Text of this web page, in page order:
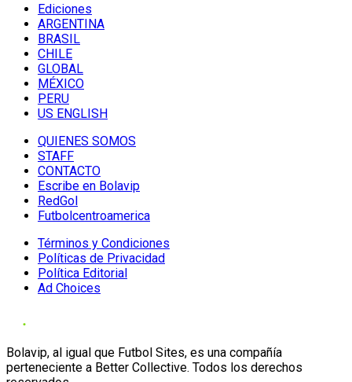
Ediciones
ARGENTINA
BRASIL
CHILE
GLOBAL
MÉXICO
PERU
US ENGLISH
QUIENES SOMOS
STAFF
CONTACTO
Escribe en Bolavip
RedGol
Futbolcentroamerica
Términos y Condiciones
Políticas de Privacidad
Política Editorial
Ad Choices
Bolavip, al igual que Futbol Sites, es una compañía
perteneciente a Better Collective. Todos los derechos